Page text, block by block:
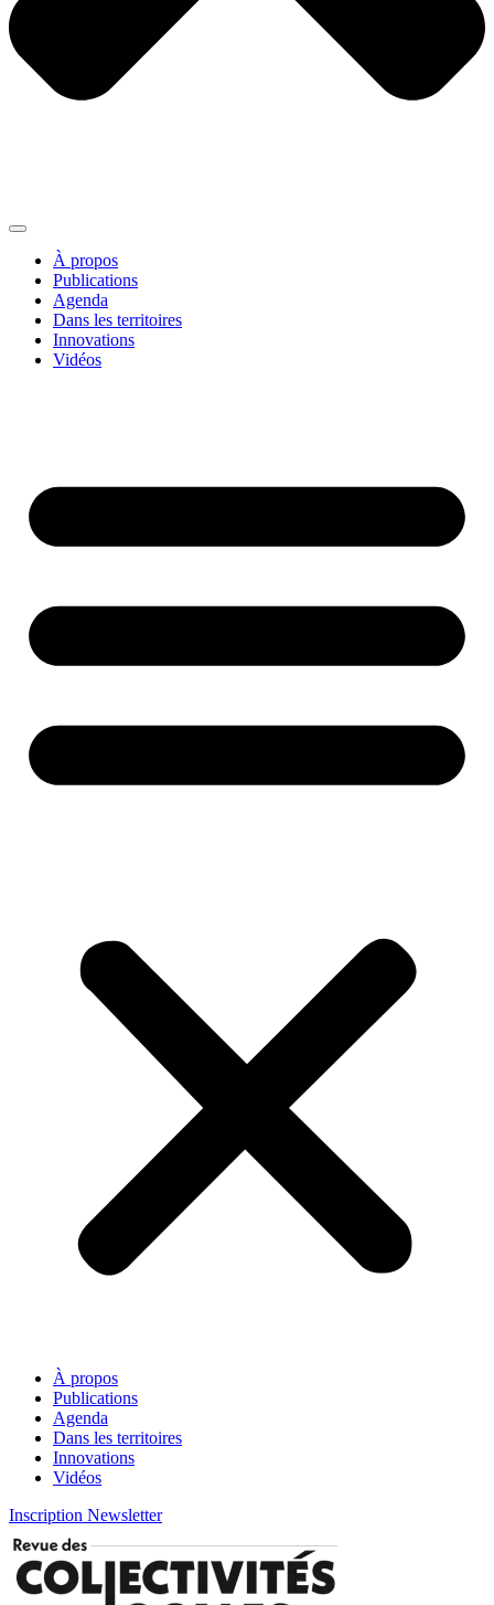
À propos
Publications
Agenda
Dans les territoires
Innovations
Vidéos
À propos
Publications
Agenda
Dans les territoires
Innovations
Vidéos
Inscription Newsletter